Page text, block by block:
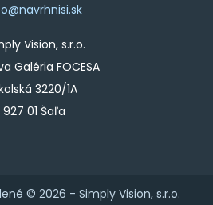
Vision, s.r.o.
Galéria FOCESA
3220/1A
927 01 Šaľa
© 2026 - Simply Vision, s.r.o.